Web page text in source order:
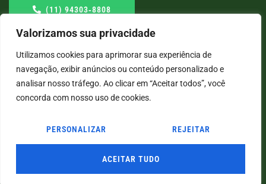
Valorizamos sua privacidade
Utilizamos cookies para aprimorar sua experiência de
navegação, exibir anúncios ou conteúdo personalizado e
analisar nosso tráfego. Ao clicar em “Aceitar todos”, você
concorda com nosso uso de cookies.
PERSONALIZAR REJEITAR
ACEITAR TUDO
(11) 94303‑8808
© COPYRIGHT2026→ LABORATÓRIO SÃO VICENTE → POR: CONEKI - SOLUÇÕES DIGITAIS |